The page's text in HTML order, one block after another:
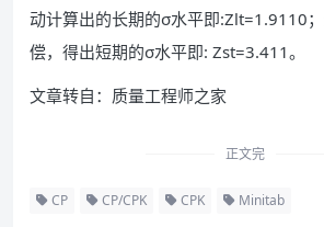
动计算出的长期的σ水平即:Zlt=1.9110
偿，得出短期的σ水平即: Zst=3.411。
文章转自：质量工程师之家
正文完
CP CP/CPK CPK Minitab